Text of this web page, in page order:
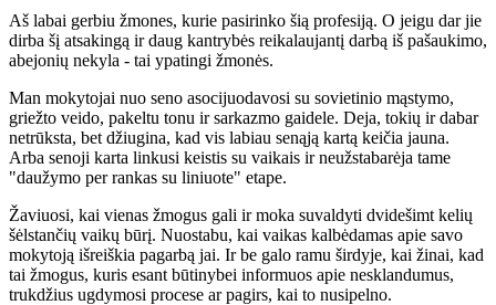
Aš labai gerbiu žmones, kurie pasirinko šią profesiją. O jeigu dar jie
dirba šį atsakingą ir daug kantrybės reikalaujantį darbą iš pašaukimo,
abejonių nekyla - tai ypatingi žmonės.
Man mokytojai nuo seno asocijuodavosi su sovietinio mąstymo,
griežto veido, pakeltu tonu ir sarkazmo gaidele. Deja, tokių ir dabar
netrūksta, bet džiugina, kad vis labiau senąją kartą keičia jauna.
Arba senoji karta linkusi keistis su vaikais ir neužstabarėja tame
"daužymo per rankas su liniuote" etape.
Žaviuosi, kai vienas žmogus gali ir moka suvaldyti dvidešimt kelių
šėlstančių vaikų būrį. Nuostabu, kai vaikas kalbėdamas apie savo
mokytoją išreiškia pagarbą jai. Ir be galo ramu širdyje, kai žinai, kad
tai žmogus, kuris esant būtinybei informuos apie nesklandumus,
trukdžius ugdymosi procese ar pagirs, kai to nusipelno.